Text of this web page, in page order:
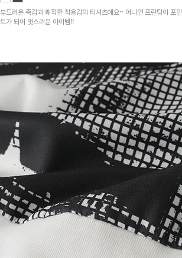
부드러운 촉감과 쾌적한 착용감의 티셔츠에요~ 어니언 프린팅이 포인
트가 되어 멋스러운 아이템!!